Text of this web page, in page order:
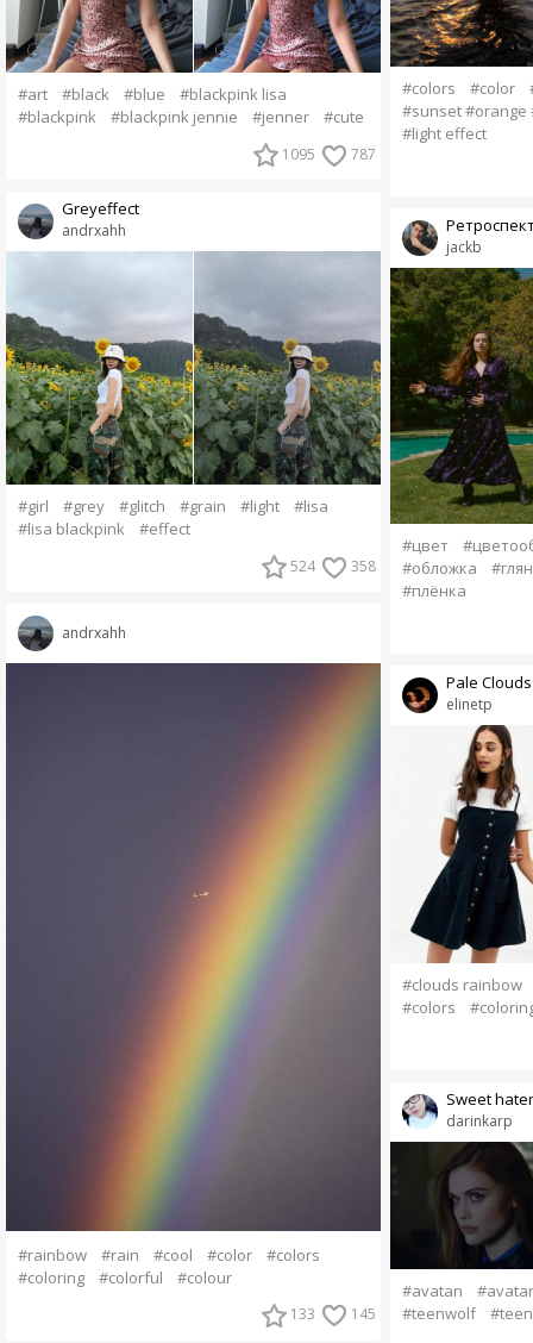
#art #black #blue
#blackpink lisa
#blackpink
#blackpink jennie #jenner #cute
1095 787
andrxahh
Greyeffect
#girl #grey #glitch #grain #light
#lisa
#lisa blackpink
#effect
524 358
andrxahh
#rainbow #rain #cool #color
#colors
#coloring
#colorful #colour
133 145
#colors #color
#sunset #orange
#light effect
jackb
#цвет
#обложка
#плёнка
elinetp
Pale
#clouds rainbow
#colors
darinkarp
Sweet hater
#avatan
#teenwolf